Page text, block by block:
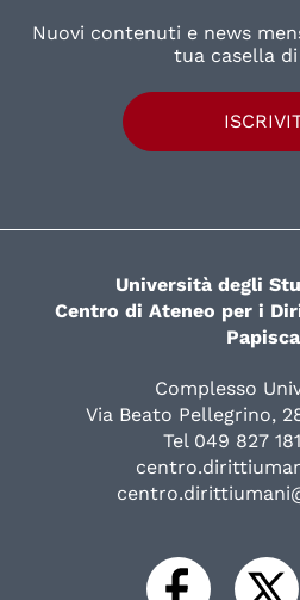
Nuovi contenuti e news
tua casella
Università degli
Centro di Ateneo per i
Complesso
Via Beato Pellegrino,
Tel 049 827